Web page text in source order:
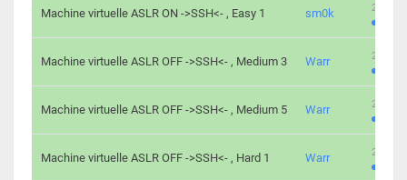
Machine virtuelle ASLR ON ->SSH<- , Easy 1 sm0k 219
Machine virtuelle ASLR OFF ->SSH<- , Medium 3 Warr 280
Machine virtuelle ASLR OFF ->SSH<- , Medium 5 Warr 265
Machine virtuelle ASLR OFF ->SSH<- , Hard 1 Warr 224